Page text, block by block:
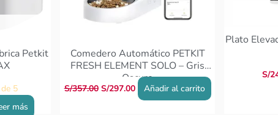
Petkit
de 5
más
Comedero Automático PETKIT
FRESH ELEMENT SOLO – Gris
Oscuro
S/357.00 S/297.00 Añadir al carrito
Plato
S/